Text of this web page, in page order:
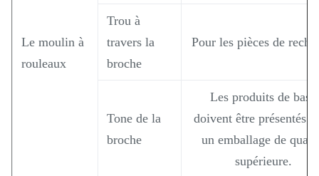
Le moulin à
rouleaux
Trou à
travers la
broche
Pour les pièces de
Tone de la
broche
Les produits de base
doivent être présentés
un emballage de
supérieure.